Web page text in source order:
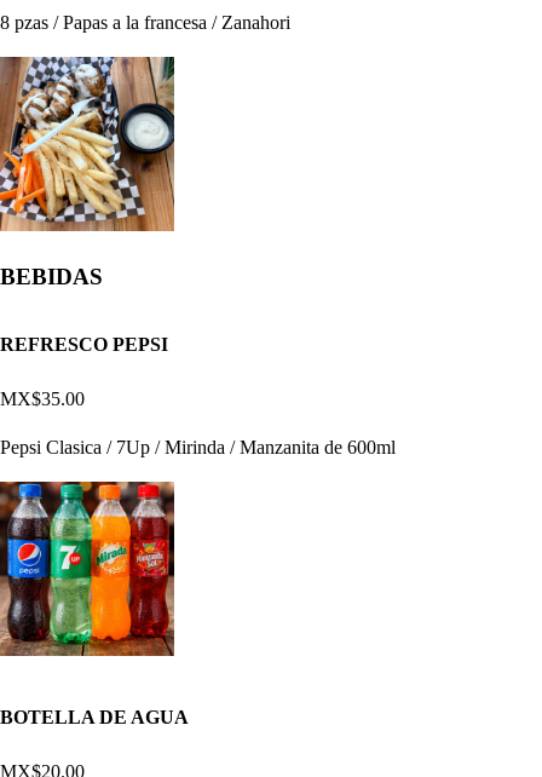
8 pzas / Papas a la francesa / Zanahori
BEBIDAS
REFRESCO PEPSI
MX$35.00
Pepsi Clasica / 7Up / Mirinda / Manzanita de 600ml
BOTELLA DE AGUA
MX$20.00